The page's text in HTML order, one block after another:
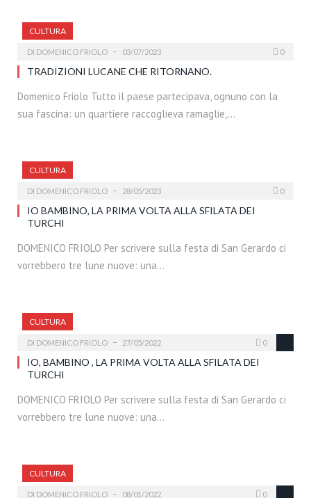
CULTURA
DI DOMENICO FRIOLO 03/07/2023 0
TRADIZIONI LUCANE CHE RITORNANO.
Domenico Friolo Tutto il paese partecipava, ognuno con la
sua fascina: un quartiere raccoglieva ramaglie,…
CULTURA
DI DOMENICO FRIOLO 28/05/2023 0
IO BAMBINO, LA PRIMA VOLTA ALLA SFILATA DEI
TURCHI
DOMENICO FRIOLO Per scrivere sulla festa di San Gerardo ci
vorrebbero tre lune nuove: una…
CULTURA
DI DOMENICO FRIOLO 27/05/2022 0
IO, BAMBINO , LA PRIMA VOLTA ALLA SFILATA DEI
TURCHI
DOMENICO FRIOLO Per scrivere sulla festa di San Gerardo ci
vorrebbero tre lune nuove: una…
CULTURA
DI DOMENICO FRIOLO 08/01/2022 0